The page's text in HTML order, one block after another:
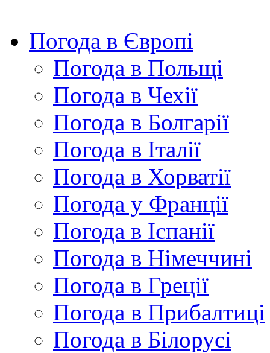
Погода в Європі
Погода в Польщі
Погода в Чехії
Погода в Болгарії
Погода в Італії
Погода в Хорватії
Погода у Франції
Погода в Іспанії
Погода в Німеччині
Погода в Греції
Погода в Прибалтиці
Погода в Білорусі